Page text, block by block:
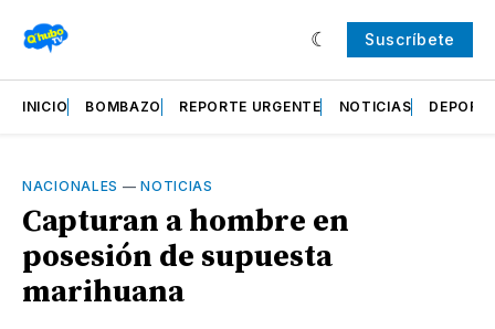
Suscríbete
INICIO BOMBAZO REPORTE URGENTE NOTICIAS
NACIONALES —NOTICIAS
Capturan a hombre en
posesión de supuesta
marihuana